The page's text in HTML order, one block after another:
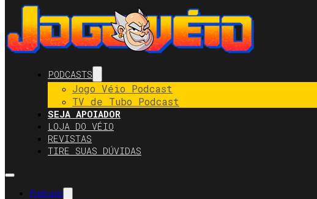
PODCASTS
Jogo Véio Podcast
TV de Tubo Podcast
SEJA APOIADOR
LOJA DO VÉIO
REVISTAS
TIRE SUAS DÚVIDAS
Podcasts